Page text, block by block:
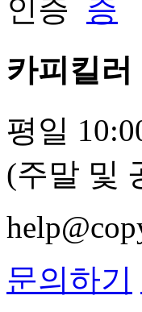
카피킬러
평일
(주말 및
문의하기